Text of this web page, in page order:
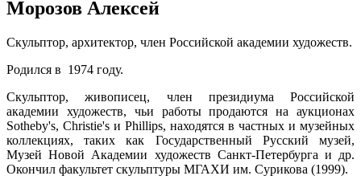
Морозов Алексей
Скульптор, архитектор, член Российской академии художеств.
Родился в 1974 году.
Скульптор, живописец, член президиума Российской
академии художеств, чьи работыпродаются на аукционах
Sotheby's, Christie's и Phillips, находятся в частных и музейных
коллекциях, таких как Государственный Русский музей,
Музей Новой Академии художеств Санкт-Петербурга и др.
Окончил факультет скульптуры МГАХИ им. Сурикова (1999).